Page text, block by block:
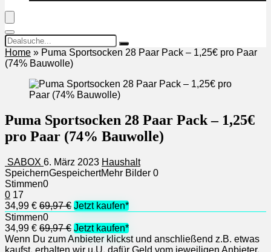
Home » Puma Sportsocken 28 Paar Pack – 1,25€ pro Paar
(74% Bauwolle)
Puma Sportsocken 28 Paar Pack – 1,25€
pro Paar (74% Bauwolle)
SABOX 6. März 2023 Haushalt
SpeichernGespeichertMehr Bilder 0
Stimmen0
0 17
34,99 € 69,97 € Jetzt kaufen*
Stimmen0
34,99 € 69,97 € Jetzt kaufen*
Wenn Du zum Anbieter klickst und anschließend z.B. etwas